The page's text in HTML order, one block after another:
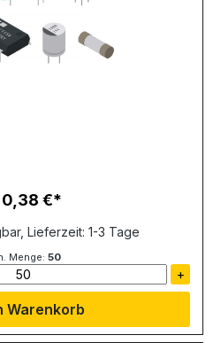
Regulärer Preis:
0,38 €
Lieferzeit: 1-3 Tage
Menge: 50
+
Warenkorb